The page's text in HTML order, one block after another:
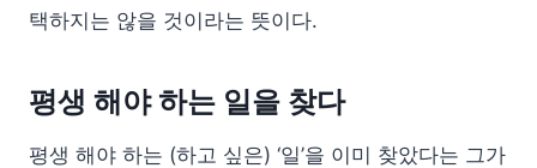
택하지는 않을 것이라는 뜻이다.
평생 해야 하는 일을 찾다
평생 해야 하는 (하고 싶은) ‘일’을 이미 찾았다는 그가